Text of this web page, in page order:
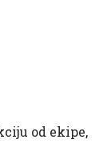
od ekipe,